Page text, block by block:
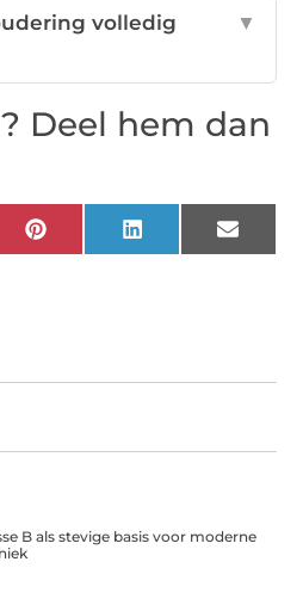
volledig
▼
Deel hem dan
PinterestLinkedIn Email
B als stevige basis voor moderne